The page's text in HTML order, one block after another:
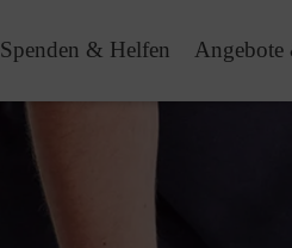
Spenden & Helfen Angebote